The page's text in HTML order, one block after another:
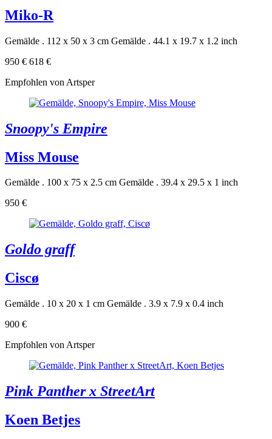
Miko-R
Gemälde . 112 x 50 x 3 cm Gemälde . 44.1 x 19.7 x 1.2 inch
950 € 618 €
Empfohlen von Artsper
Snoopy's Empire
Miss Mouse
Gemälde . 100 x 75 x 2.5 cm Gemälde . 39.4 x 29.5 x 1 inch
950 €
Goldo graff
Ciscø
Gemälde . 10 x 20 x 1 cm Gemälde . 3.9 x 7.9 x 0.4 inch
900 €
Empfohlen von Artsper
Pink Panther x StreetArt
Koen Betjes